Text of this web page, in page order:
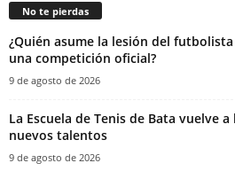
No te pierdas
¿Quién asume la lesión del
una competición oficial?
9 de agosto de 2026
La Escuela de Tenis de Bata vuelve
nuevos talentos
9 de agosto de 2026